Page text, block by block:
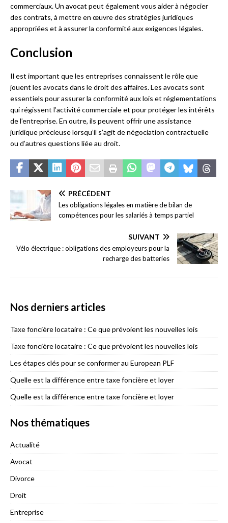
commerciaux. Un avocat peut également vous aider à négocier
des contrats, à mettre en œuvre des stratégies juridiques
appropriées et à assurer la conformité aux exigences légales.
Conclusion
Il est important que les entreprises connaissent le rôle que
jouent les avocats dans le droit des affaires. Les avocats sont
essentiels pour assurer la conformité aux lois et réglementations
qui régissent l’activité commerciale et pour protéger les intérêts
de l’entreprise. En outre, ils peuvent offrir une assistance
juridique précieuse lorsqu’il s’agit de négociation contractuelle
ou d’autres questions liée au droit.
PRÉCÉDENT
Les obligations légales en matière de bilan de
compétences pour les salariés à temps partiel
SUIVANT
Vélo électrique : obligations des employeurs pour la
recharge des batteries
Nos derniers articles
Taxe foncière locataire : Ce que prévoient les nouvelles lois
Taxe foncière locataire : Ce que prévoient les nouvelles lois
Les étapes clés pour se conformer au European PLF
Quelle est la différence entre taxe foncière et loyer
Quelle est la différence entre taxe foncière et loyer
Nos thématiques
Actualité
Avocat
Divorce
Droit
Entreprise